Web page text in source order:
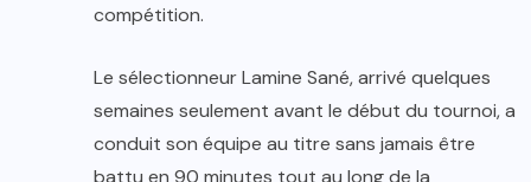
compétition.
Le sélectionneur Lamine Sané, arrivé quelques
semaines seulement avant le début du tournoi, a
conduit son équipe au titre sans jamais être
battu en 90 minutes tout au long de la